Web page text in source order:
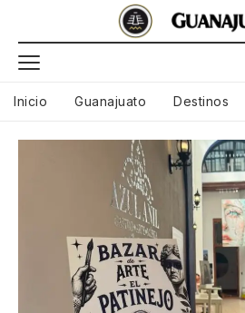
Inicio Guanajuato Destinos